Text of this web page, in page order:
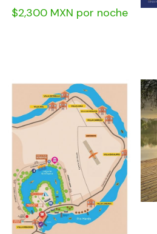
$2,300 MXN por noche